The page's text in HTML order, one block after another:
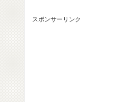
スポンサーリンク